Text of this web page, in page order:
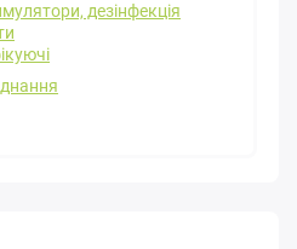
дезінфекція